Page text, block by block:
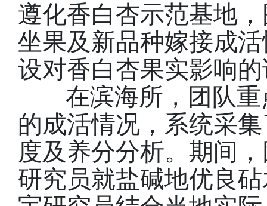
遵化香白杏示范基地
坐果及新品种嫁接成
设对香白杏果实影响
在滨海所，团队
的成活情况，系统采
度及养分分析。期间
研究员就盐碱地优良